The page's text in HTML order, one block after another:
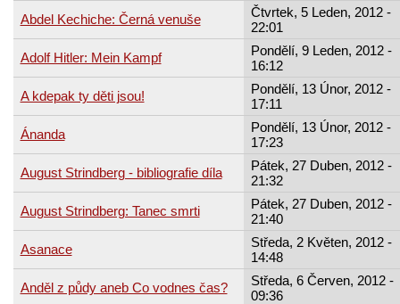
Abdel Kechiche: Černá venuše
Čtvrtek, 5 Leden, 2012 -
22:01
Adolf Hitler: Mein Kampf
Pondělí, 9 Leden, 2012 -
16:12
A kdepak ty děti jsou!
Pondělí, 13 Únor, 2012 -
17:11
Ánanda
Pondělí, 13 Únor, 2012 -
17:23
August Strindberg - bibliografie díla
Pátek, 27 Duben, 2012 -
21:32
August Strindberg: Tanec smrti
Pátek, 27 Duben, 2012 -
21:40
Asanace
Středa, 2 Květen, 2012 -
14:48
Anděl z půdy aneb Co vodnes čas?
Středa, 6 Červen, 2012 -
09:36